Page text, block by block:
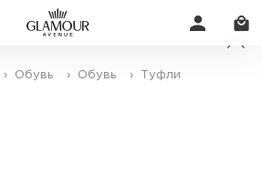
› Обувь › Обувь › Туфли